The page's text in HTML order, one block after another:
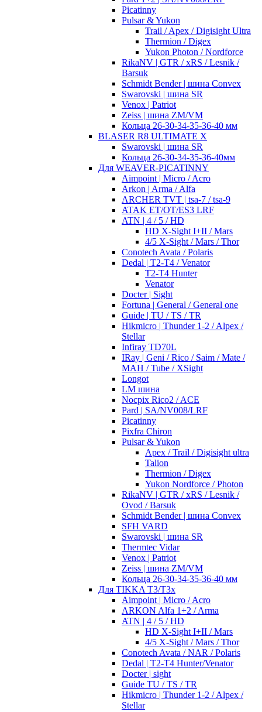
Picatinny
Pulsar & Yukon
Trail / Apex / Digisight Ultra
Thermion / Digex
Yukon Photon / Nordforce
RikaNV | GTR / xRS / Lesnik /
Barsuk
Schmidt Bender | шина Convex
Swarovski | шина SR
Venox | Patriot
Zeiss | шина ZM/VM
Кольца 26-30-34-35-36-40 мм
BLASER R8 ULTIMATE X
Swarovski | шина SR
Кольца 26-30-34-35-36-40мм
Для WEAVER-PICATINNY
Aimpoint | Micro / Acro
Arkon | Arma / Alfa
ARCHER TVT | tsa-7 / tsa-9
ATAK ET/OT/ES3 LRF
ATN | 4 / 5 / HD
HD X-Sight I+II / Mars
4/5 X-Sight / Mars / Thor
Conotech Avata / Polaris
Dedal | T2-T4 / Venator
T2-T4 Hunter
Venator
Docter | Sight
Fortuna | General / General one
Guide | TU / TS / TR
Hikmicro | Thunder 1-2 / Alpex /
Stellar
Infiray TD70L
IRay | Geni / Rico / Saim / Mate /
MAH / Tube / XSight
Longot
LM шина
Nocpix Rico2 / ACE
Pard | SA/NV008/LRF
Picatinny
Pixfra Chiron
Pulsar & Yukon
Apex / Trail / Digisight ultra
Talion
Thermion / Digex
Yukon Nordforce / Photon
RikaNV | GTR / xRS / Lesnik /
Ovod / Barsuk
Schmidt Bender | шина Convex
SFH VARD
Swarovski | шина SR
Thermtec Vidar
Venox | Patriot
Zeiss | шина ZM/VM
Кольца 26-30-34-35-36-40 мм
Для TIKKA T3/T3x
Aimpoint | Micro / Acro
ARKON Alfa 1+2 / Arma
ATN | 4 / 5 / HD
HD X-Sight I+II / Mars
4/5 X-Sight / Mars / Thor
Conotech Avata / NAR / Polaris
Dedal | T2-T4 Hunter/Venator
Docter | sight
Guide TU / TS / TR
Hikmicro | Thunder 1-2 / Alpex /
Stellar